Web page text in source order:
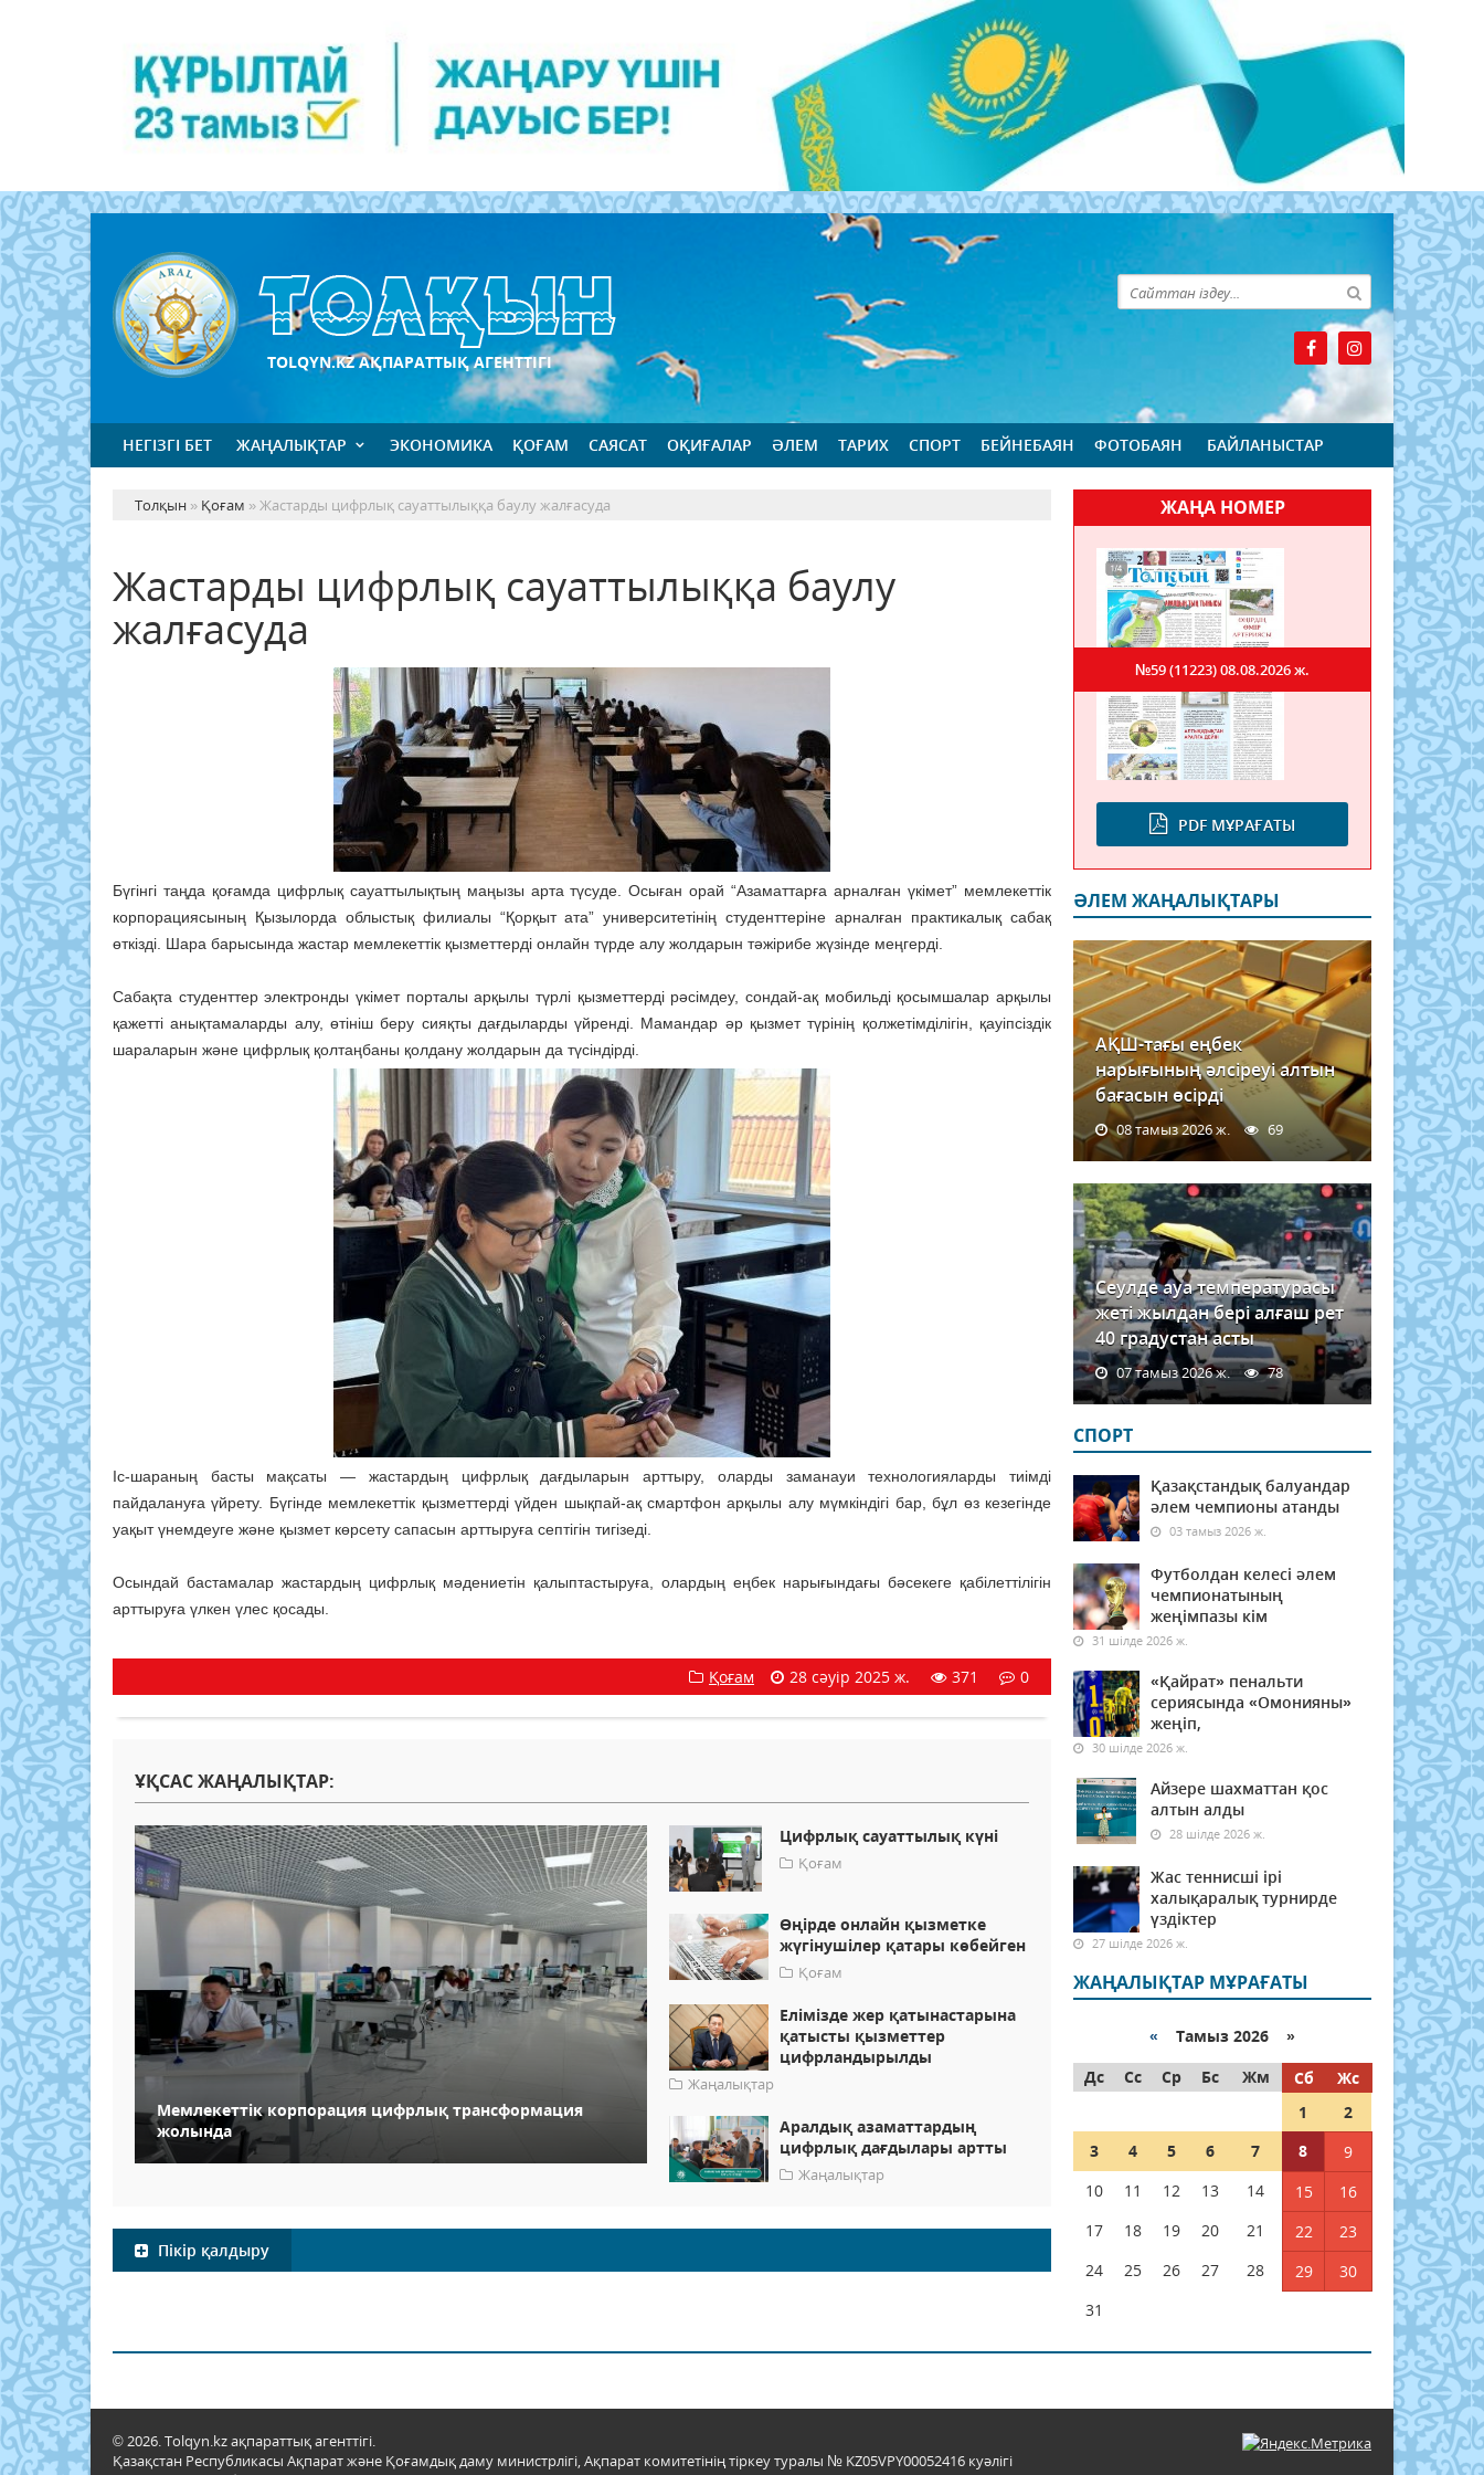
TOLQYN.KZ АҚПАРАТТЫҚ АГЕНТТІГІ
НЕГІЗГІ БЕТ ЖАҢАЛЫҚТАР ЭКОНОМИКА ҚОҒАМ САЯСАТ ОҚИҒАЛАР ӘЛЕМ ТАРИХ СПОРТ БЕЙНЕБАЯН ФОТОБАЯН БАЙЛАНЫСТАР
Толқын » Қоғам » Жастарды цифрлық сауаттылыққа баулу жалғасуда
Жастарды цифрлық сауаттылыққа баулу
жалғасуда
Бүгінгі таңда қоғамда цифрлық сауаттылықтың маңызы арта түсуде. Осыған орай “Азаматтарға арналған үкімет” мемлекеттік
корпорациясының Қызылорда облыстық филиалы “Қорқыт ата” университетінің студенттеріне арналған практикалық сабақ
өткізді. Шара барысында жастар мемлекеттік қызметтерді онлайн түрде алу жолдарын тәжірибе жүзінде меңгерді.
Сабақта студенттер электронды үкімет порталы арқылы түрлі қызметтерді рәсімдеу, сондай-ақ мобильді қосымшалар арқылы
қажетті анықтамаларды алу, өтініш беру сияқты дағдыларды үйренді. Мамандар әр қызмет түрінің қолжетімділігін, қауіпсіздік
шараларын және цифрлық қолтаңбаны қолдану жолдарын да түсіндірді.
Іс-шараның басты мақсаты — жастардың цифрлық дағдыларын арттыру, оларды заманауи технологияларды тиімді
пайдалануға үйрету. Бүгінде мемлекеттік қызметтерді үйден шықпай-ақ смартфон арқылы алу мүмкіндігі бар, бұл өз кезегінде
уақыт үнемдеуге және қызмет көрсету сапасын арттыруға септігін тигізеді.
Осындай бастамалар жастардың цифрлық мәдениетін қалыптастыруға, олардың еңбек нарығындағы бәсекеге қабілеттілігін
арттыруға үлкен үлес қосады.
Қоғам 28 сәуір 2025 ж. 371 0
ҰҚСАС ЖАҢАЛЫҚТАР:
Мемлекеттік корпорация цифрлық трансформация
жолында
Цифрлық сауаттылық күні
Қоғам
Өңірде онлайн қызметке
жүгінушілер қатары көбейген
Қоғам
Елімізде жер қатынастарына
қатысты қызметтер
цифрландырылды
Жаңалықтар
Аралдық азаматтардың
цифрлық дағдылары артты
Жаңалықтар
Пікір қалдыру
ЖАҢА НОМЕР
PDF МҰРАҒАТЫ
№59 (11223)08.08.2026 ж.
ӘЛЕМ ЖАҢАЛЫҚТАРЫ
АҚШ-тағы еңбек
нарығының әлсіреуі алтын
бағасын өсірді
08 тамыз 2026 ж. 69
Сеулде ауа температурасы
жеті жылдан бері алғаш рет
40 градустан асты
07 тамыз 2026 ж. 78
СПОРТ
Қазақстандық балуандар
әлем чемпионы атанды
03 тамыз 2026 ж.
Футболдан келесі әлем
чемпионатының
жеңімпазы кім
31 шілде 2026 ж.
«Қайрат» пенальти
сериясында «Омонияны»
жеңіп,
30 шілде 2026 ж.
Айзере шахматтан қос
алтын алды
28 шілде 2026 ж.
Жас теннисші ірі
халықаралық турнирде
үздіктер
27 шілде 2026 ж.
ЖАҢАЛЫҚТАР МҰРАҒАТЫ
« Тамыз 2026 »
Дс
Сс Ср Бс Жм Сб
Жс
1
2
3
4 5 6 7 8
9
10
11 12 13 14 15
16
17
18 19 20 21 22
23
24
25 26 27 28 29
30
31
© 2026. Tolqyn.kz ақпараттық агенттігі.
Қазақстан Республикасы Ақпарат және Қоғамдық даму министрлігі, Ақпарат комитетінің тіркеу туралы № KZ05VPY00052416 куәлігі